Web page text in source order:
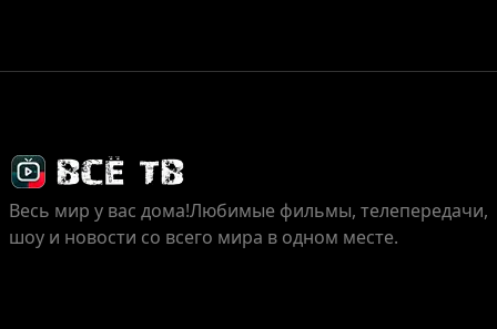
Весь мир у вас дома!Любимые фильмы, телепередачи,
шоу и новости со всего мира в одном месте.